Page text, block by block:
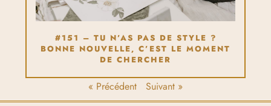
#151 – TU N’AS PAS DE STYLE ?
BONNE NOUVELLE, C’EST LE MOMENT
DE CHERCHER
« Précédent Suivant »